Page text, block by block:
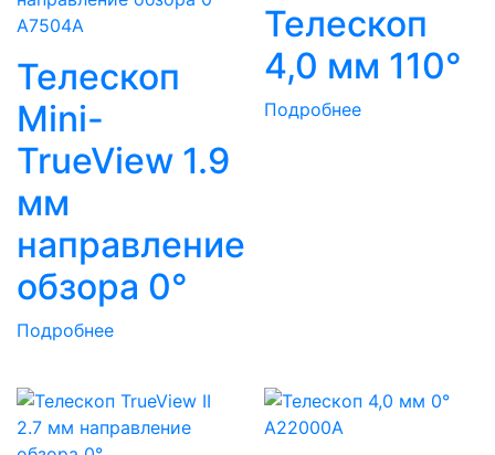
A7504A
Телескоп
Mini-
TrueView 1.9
мм
направление
обзора 0°
Подробнее
Телескоп
4,0 мм 110°
Подробнее
A22000A